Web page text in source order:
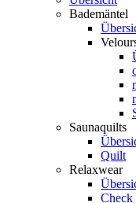
Bademäntel
Saunaquilts
Quilt
Relaxwear